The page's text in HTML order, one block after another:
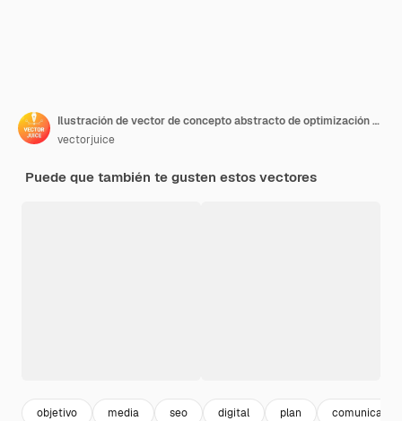
Ilustración de vector de concepto abstracto de optimización de tasa de conversión. El sistema de marketing digital, el marketing de atracción de clientes potenciales, el aumento de visitantes al sitio web, convierten a los visitantes en metáforas abstractas de clientes.
vectorjuice
Puede que también te gusten estos vectores
objetivo media seo digital plan